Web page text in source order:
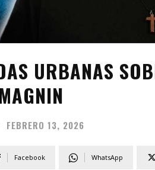
URBANAS
FEBRERO 13, 2026
Facebook WhatsApp